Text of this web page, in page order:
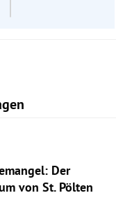
Der
von St. Pölten